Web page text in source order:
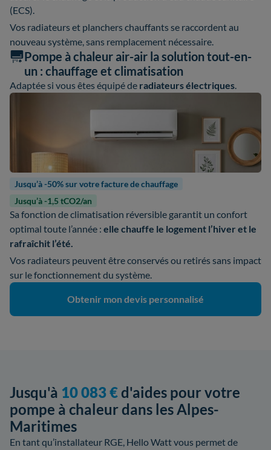
(ECS).
Vos radiateurs et planchers chauffants se raccordent au
nouveau système, sans remplacement nécessaire.
Pompe à chaleur air-air la solution tout-en-
un : chauffage et climatisation
Adaptée si vous êtes équipé de radiateurs électriques
Jusqu’à -50% sur votre facture de chauffage
Jusqu’à -1,5 tCO2/an
Sa fonction de climatisation réversible garantit un confort
optimal toute l’année : elle chauffe le logement l’hiver et le
rafraîchit l’été.
Vos radiateurs peuvent être conservés ou retirés sans impact
sur le fonctionnement du système.
Obtenir mon devis personnalisé
Jusqu'à 10 083 €d'aides pour votre
pompe à chaleur dans les Alpes-
Maritimes
En tant qu’installateur RGE, Hello Watt vous permet de